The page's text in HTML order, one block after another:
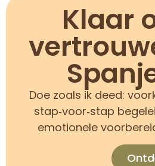
Klaar
Doe zoals ik deed:
stap‑voor‑stap
emotionele